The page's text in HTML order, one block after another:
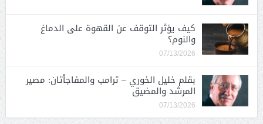
كيف يؤثر التوقف عن القهوة على الدماغ
والنوم؟
07/13/2026
بقلم خليل الخوري – ترامب والمفاجأتان: مصير
المرشد والمضيق
07/13/2026